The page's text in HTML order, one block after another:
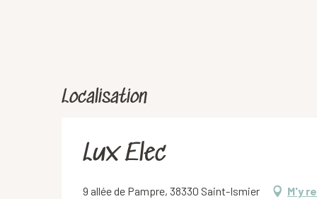
Localisation
Lux Elec
9 allée de Pampre, 38330 Saint-Ismier M'y